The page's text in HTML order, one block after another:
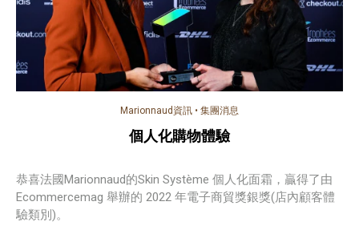
Marionnaud資訊 • 集團消息
個人化購物體驗
恭喜法國Marionnaud的Skin Système 個人化面霜，贏得了由
Ecommercemag 舉辦的 2022 年電子商貿獎銀獎(店內顧客體
驗類別)。